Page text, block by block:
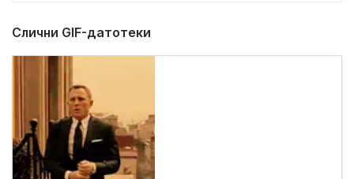
Слични GIF-датотеки